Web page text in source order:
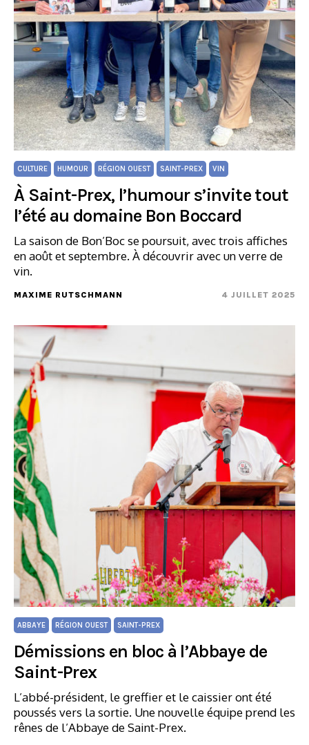
CULTURE HUMOUR RÉGION OUEST SAINT-PREX VIN
À Saint-Prex, l’humour s’invite tout
l’été au domaine Bon Boccard
La saison de Bon’Boc se poursuit, avec trois affiches
en août et septembre. À découvrir avec un verre de
vin.
MAXIME RUTSCHMANN 4 JUILLET 2025
ABBAYE RÉGION OUEST SAINT-PREX
Démissions en bloc à l’Abbaye de
Saint-Prex
L’abbé-président, le greffier et le caissier ont été
poussés vers la sortie. Une nouvelle équipe prend les
rênes de l’Abbaye de Saint-Prex.